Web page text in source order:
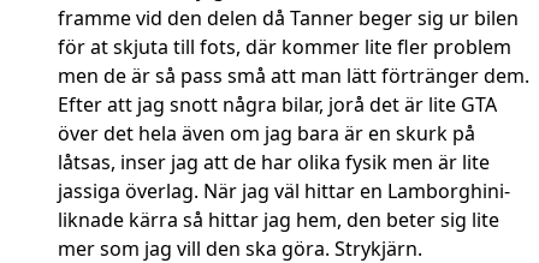
framme vid den delen då Tanner beger sig ur bilen
för at skjuta till fots, där kommer lite fler problem
men de är så pass små att man lätt förtränger dem.
Efter att jag snott några bilar, jorå det är lite GTA
över det hela även om jag bara är en skurk på
låtsas, inser jag att de har olika fysik men är lite
jassiga överlag. När jag väl hittar en Lamborghini-
liknade kärra så hittar jag hem, den beter sig lite
mer som jag vill den ska göra. Strykjärn.